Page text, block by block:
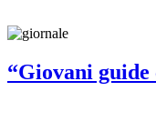
“Giovani guide